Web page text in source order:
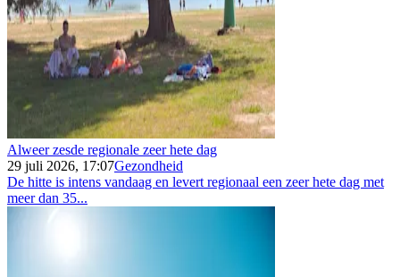
Alweer zesde regionale zeer hete dag
29 juli 2026, 17:07Gezondheid
De hitte is intens vandaag en levert regionaal een zeer hete dag met
meer dan 35...